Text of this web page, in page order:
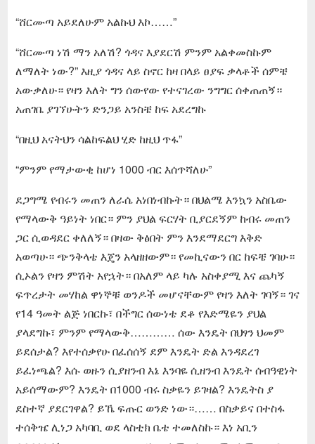
“ሸርሙጣ አይደለሁም አልኩህ እኮ……”
“ሸርሙጣ ነሽ ማን አለሽ? ጎዳና እያደርሽ ምንም አልቀመስኩም
ለማለት ነው?” እዚያ ጎዳና ላይ ስኖር ከዛ በላይ ፀያፍ ቃላቶች ሰምቼ
አውቃለሁ። የዛን እለት ግን ሰውየው የተናገረው ንግግር ሰቀጠጠኝ።
አጠገቤ ያገኘሁትን ድንጋይ አንስቼ ከፍ አደረግኩ
“በዚህ አናትህን ሳልከፍልህ ሂድ ከዚህ ጥፋ”
“ምንም የማታውቂ ከሆነ 1000 ብር እሰጥሻለሁ”
ደጋግሜ የብሩን መጠን ለራሴ አነበነብኩት። በህልሜ እንኳን አስቤው
የማላውቅ ዓይነት ነበር። ምን ያህል ፍርሃት ቢያርደኝም ከብሩ መጠን
ጋር ሲወዳደር ቀለለኝ። በዛው ቅፅበት ምን እንደማደርግ እቅድ
አወጣሁ። ጭንቅላቴ እጄን አላዘዘውም። የመኪናውን በር ከፍቼ ገባሁ።
ሲኦልን የዛን ምሽት አየኋት። በአለም ላይ ካሉ አስቀያሚ እና ጨካኝ
ፍጥረታት መሃከል ዋነኞቹ ወንዶች መሆናቸውም የዛን እለት ገባኝ። ገና
የ14 ዓመት ልጅ ነበርኩ፣ በችግር ሰውነቴ ደቆ የእድሜዬን ያህል
ያላደግኩ፣ ምንም የማላውቅ………… ሰው እንዴት በህፃን ህመም
ይደሰታል? እየተሰቃየሁ በፈሰሰኝ ደም እንዴት ድል እንዳደረገ
ይፈነጫል? እሱ ወዙን ሲያዘንብ እኔ እንባዬ ሲዘንብ እንዴት ሰብዓዊነት
አይሰማውም? እንዴት በ1000 ብሩ ስቃዬን ይገዛል? እንዴትስ ያ
ደስተኛ ያደርገዋል? ይኼ ፍጡር ወንድ ነው።…… በስቃይና በተስፋ
ተሰቅዤ ሊነጋ አካባቢ ወደ ላስቲክ ቤቴ ተመለስኩ። እነ አቢን